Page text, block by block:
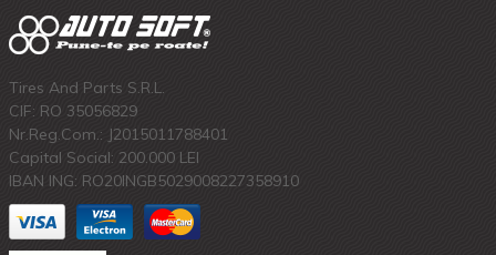
Tires And Parts S.R.L.
CIF: RO 35056829
Nr.Reg.Com.: J2015011788401
Capital Social: 200.000 LEI
IBAN ING: RO20INGB5029008227358910